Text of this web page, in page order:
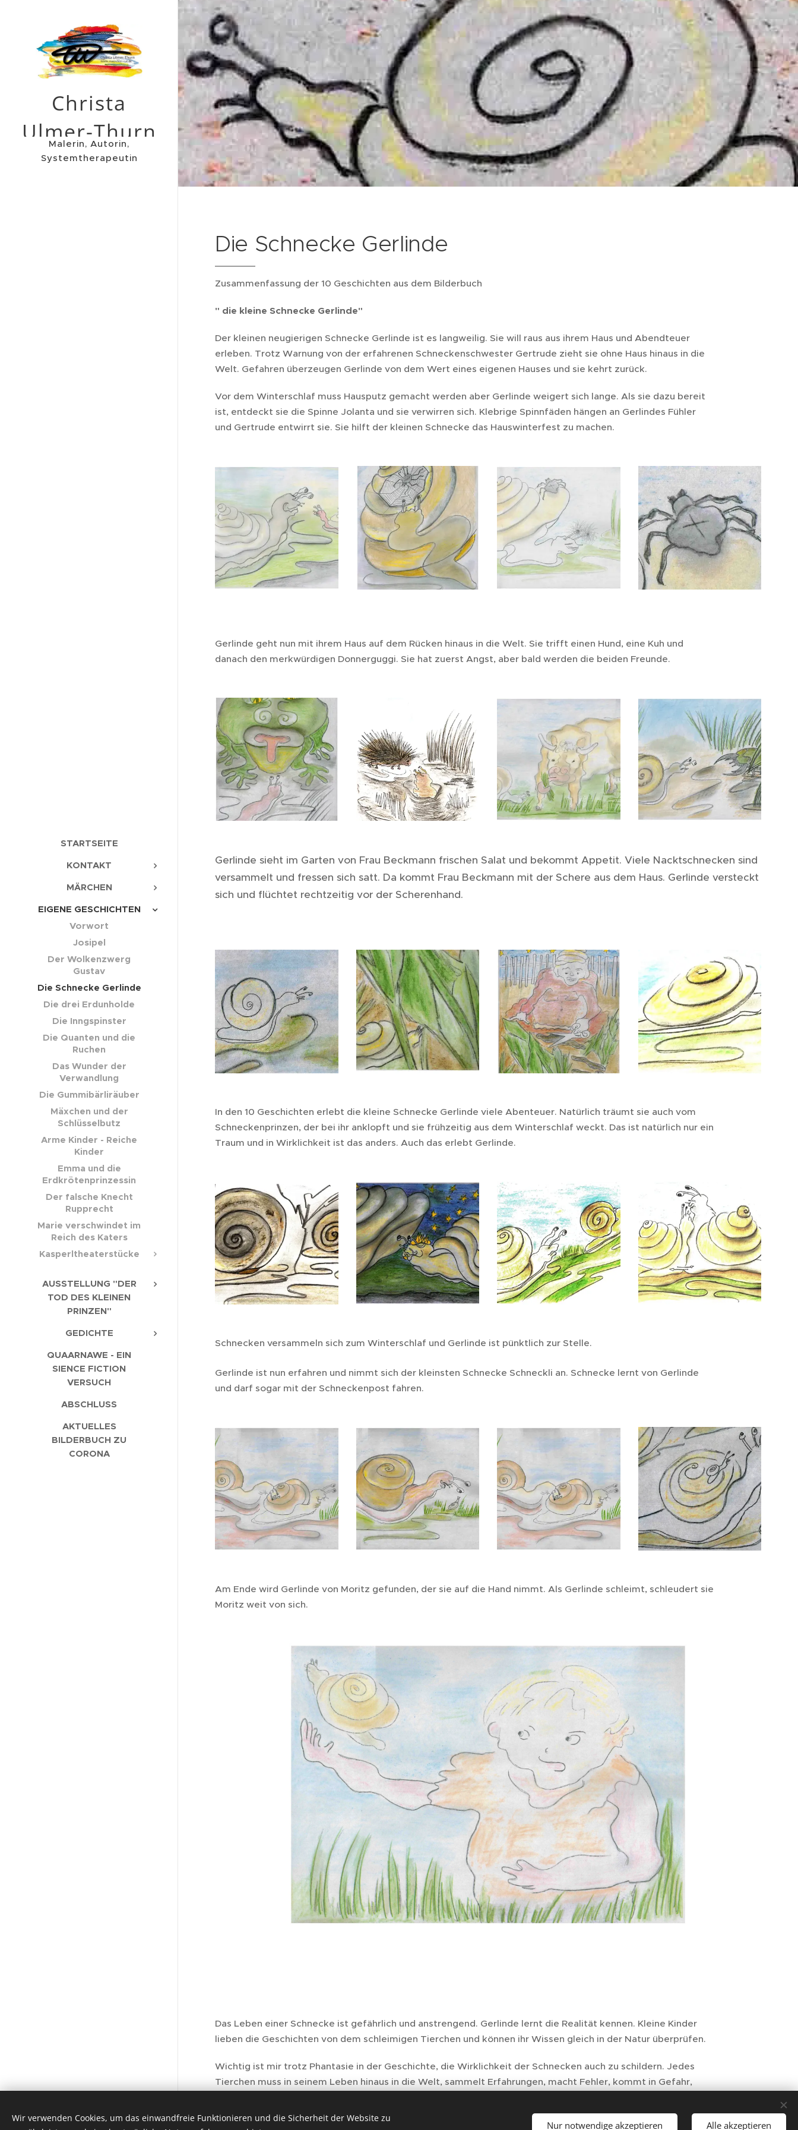
Christa
Ulmer-Thurn
Malerin, Autorin,
Systemtherapeutin
STARTSEITE
KONTAKT
MÄRCHEN
EIGENE GESCHICHTEN
Vorwort
Josipel
Der Wolkenzwerg
Gustav
Die Schnecke Gerlinde
Die drei Erdunholde
Die Inngspinster
Die Quanten und die
Ruchen
Das Wunder der
Verwandlung
Die Gummibärliräuber
Mäxchen und der
Schlüsselbutz
Arme Kinder - Reiche
Kinder
Emma und die
Erdkrötenprinzessin
Der falsche Knecht
Rupprecht
Marie verschwindet im
Reich des Katers
Kasperltheaterstücke
AUSSTELLUNG "DER
TOD DES KLEINEN
PRINZEN"
GEDICHTE
QUAARNAWE - EIN
SIENCE FICTION
VERSUCH
ABSCHLUSS
AKTUELLES
BILDERBUCH ZU
CORONA
Die Schnecke Gerlinde
Zusammenfassung der 10 Geschichten aus dem Bilderbuch
" die kleine Schnecke Gerlinde"
Der kleinen neugierigen Schnecke Gerlinde ist es langweilig. Sie will raus aus ihrem Haus und Abendteuer
erleben. Trotz Warnung von der erfahrenen Schneckenschwester Gertrude zieht sie ohne Haus hinaus in die
Welt. Gefahren überzeugen Gerlinde von dem Wert eines eigenen Hauses und sie kehrt zurück.
Vor dem Winterschlaf muss Hausputz gemacht werden aber Gerlinde weigert sich lange. Als sie dazu bereit
ist, entdeckt sie die Spinne Jolanta und sie verwirren sich. Klebrige Spinnfäden hängen an Gerlindes Fühler
und Gertrude entwirrt sie. Sie hilft der kleinen Schnecke das Hauswinterfest zu machen.
Gerlinde geht nun mit ihrem Haus auf dem Rücken hinaus in die Welt. Sie trifft einen Hund, eine Kuh und
danach den merkwürdigen Donnerguggi. Sie hat zuerst Angst, aber bald werden die beiden Freunde.
Gerlinde sieht im Garten von Frau Beckmann frischen Salat und bekommt Appetit. Viele Nacktschnecken sind
versammelt und fressen sich satt. Da kommt Frau Beckmann mit der Schere aus dem Haus. Gerlinde versteckt
sich und flüchtet rechtzeitig vor der Scherenhand.
In den 10 Geschichten erlebt die kleine Schnecke Gerlinde viele Abenteuer. Natürlich träumt sie auch vom
Schneckenprinzen, der bei ihr anklopft und sie frühzeitig aus dem Winterschlaf weckt. Das ist natürlich nur ein
Traum und in Wirklichkeit ist das anders. Auch das erlebt Gerlinde.
Schnecken versammeln sich zum Winterschlaf und Gerlinde ist pünktlich zur Stelle.
Gerlinde ist nun erfahren und nimmt sich der kleinsten Schnecke Schneckli an. Schnecke lernt von Gerlinde
und darf sogar mit der Schneckenpost fahren.
Am Ende wird Gerlinde von Moritz gefunden, der sie auf die Hand nimmt. Als Gerlinde schleimt, schleudert sie
Moritz weit von sich.
Das Leben einer Schnecke ist gefährlich und anstrengend. Gerlinde lernt die Realität kennen. Kleine Kinder
lieben die Geschichten von dem schleimigen Tierchen und können ihr Wissen gleich in der Natur überprüfen.
Wichtig ist mir trotz Phantasie in der Geschichte, die Wirklichkeit der Schnecken auch zu schildern. Jedes
Tierchen muss in seinem Leben hinaus in die Welt, sammelt Erfahrungen, macht Fehler, kommt in Gefahr,
Unterstützt von Webnode
Wir verwenden Cookies, um das einwandfreie Funktionieren und die Sicherheit der Website zu
Nur notwendige akzeptieren Alle akzeptieren